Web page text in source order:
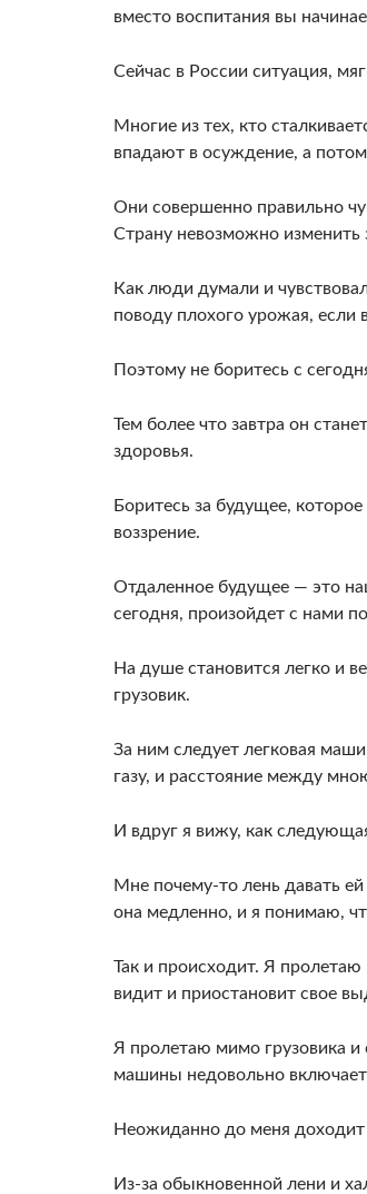
вместо воспи­тания вы
Сейчас в России ситуация,
Многие из тех, кто
впадают в осуждение, а
Они совершенно правильно
Страну невозмож­но изменить
Как люди ду­мали и
поводу плохого уро­жая, если
Поэтому не боритесь с
Тем более что завтра он
здоровья.
Боритесь за будущее,
воззрение.
Отдаленное будущее — это
сегодня, произойдет с нами
На душе становится легко и
грузо­вик.
За ним следует легковая
газу, и расстояние между
И вдруг я вижу, как
Мне почему-то лень давать
она мед­ленно, и я понимаю,
Так и происходит. Я
видит и при­остановит свое
Я про­летаю мимо грузовика и
машины недовольно
Неожиданно до меня доходит
Из-за обыкновенной лени и